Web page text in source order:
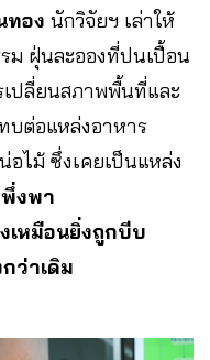
ทอง นักวิจัยฯ เล่าให้
ฝุ่นละอองที่ปนเปื้อน
เปลี่ยนสภาพพื้นที่และ
บต่อแหล่งอาหาร
ไม้ ซึ่งเคยเป็นแหล่ง
งพา
เหมือนยิ่งถูกบีบ
ว่าเดิม